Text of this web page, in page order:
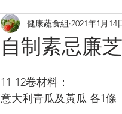
烤焗菜式 日式料理
自制素忌廉
健康蔬食組 2021年1月14
11-12卷材料：
意大利青瓜及黃瓜 各1條